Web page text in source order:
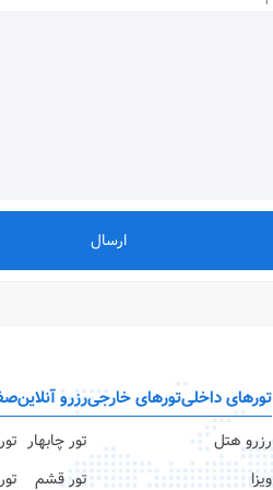
ارسال
تورهای داخلی
رزرو هتل
ویزا
تورهای خارجیرزرو آنلاین
تور چابهار
تور قشم